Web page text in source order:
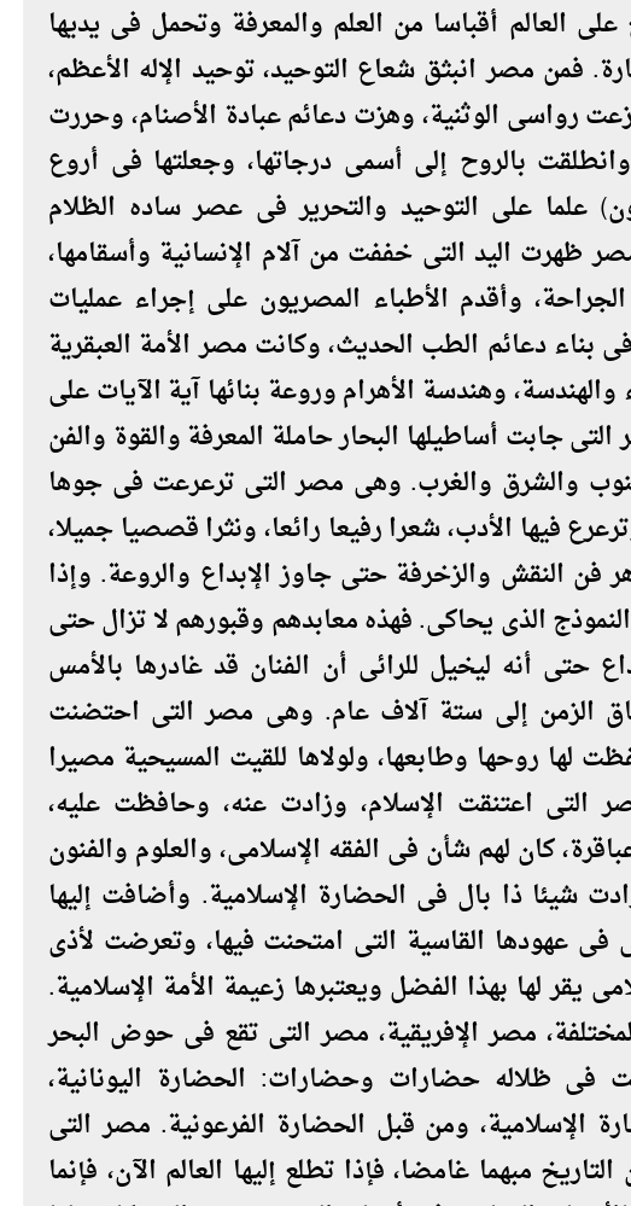
العالم أقباسا من العلم والمعرفة وتحمل فى يديها
فمن مصر انبثق شعاع التوحيد، توحيد الإله الأعظم،
رواسى الوثنية، وهزت دعائم عبادة الأصنام، وحررت
بالروح إلى أسمى درجاتها، وجعلتها فى أروع
علما على التوحيد والتحرير فى عصر ساده الظلام
ظهرت اليد التى خففت من آلام الإنسانية وأسقامها،
وأقدم الأطباء المصريون على إجراء عمليات
بناء دعائم الطب الحديث، وكانت مصر الأمة العبقرية
والهندسة، وهندسة الأهرام وروعة بنائها آية الآيات على
جابت أساطيلها البحار حاملة المعرفة والقوة والفن
والشرق والغرب. وهى مصر التى ترعرعت فى جوها
فيها الأدب، شعرا رفيعا رائعا، ونثرا قصصيا جميلا،
فن النقش والزخرفة حتى جاوز الإبداع والروعة. وإذا
الذى يحاكى. فهذه معابدهم وقبورهم لا تزال حتى
حتى أنه ليخيل للرائى أن الفنان قد غادرها بالأمس
الزمن إلى ستة آلاف عام. وهى مصر التى احتضنت
لها روحها وطابعها، ولولاها للقيت المسيحية مصيرا
اعتنقت الإسلام، وزادت عنه، وحافظت عليه،
كان لهم شأن فى الفقه الإسلامى، والعلوم والفنون
شيئا ذا بال فى الحضارة الإسلامية. وأضافت إليها
فى عهودها القاسية التى امتحنت فيها، وتعرضت لأذى
يقر لها بهذا الفضل ويعتبرها زعيمة الأمة الإسلامية.
مصر الإفريقية، مصر التى تقع فى حوض البحر
فى ظلاله حضارات وحضارات: الحضارة اليونانية،
الإسلامية، ومن قبل الحضارة الفرعونية. مصر التى
مبهما غامضا، فإذا تطلع إليها العالم الآن، فإنما